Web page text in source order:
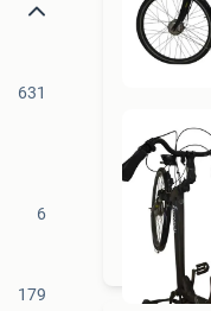
631
6
179